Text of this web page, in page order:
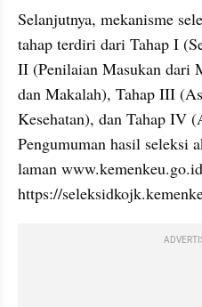
Selanjutnya, mekanisme
tahap terdiri dari Tahap I
II (Penilaian Masukan dari
dan Makalah), Tahap III
Kesehatan), dan Tahap IV
Pengumuman hasil seleksi
laman
https://